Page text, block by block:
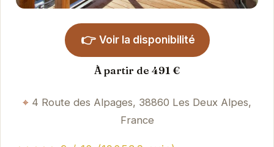
👉 Voir la disponibilité
À partir de 491 €
4 Route des Alpages, 38860 Les Deux Alpes,
France